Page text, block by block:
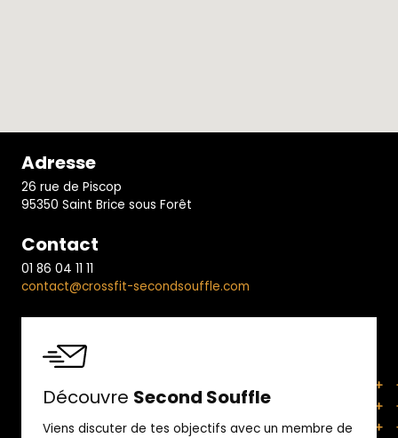
Adresse
26 rue de Piscop
95350 Saint Brice sous Forêt
Contact
01 86 04 11 11
contact@crossfit-secondsouffle.com
Découvre Second Souffle
Viens discuter de tes objectifs avec un membre de